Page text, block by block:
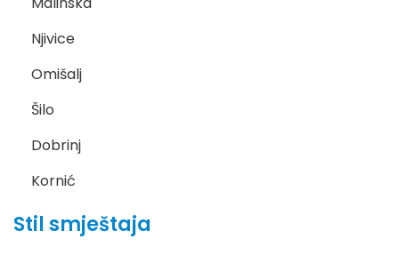
Njivice
Omišalj
Šilo
Dobrinj
Kornić
Stil smještaja